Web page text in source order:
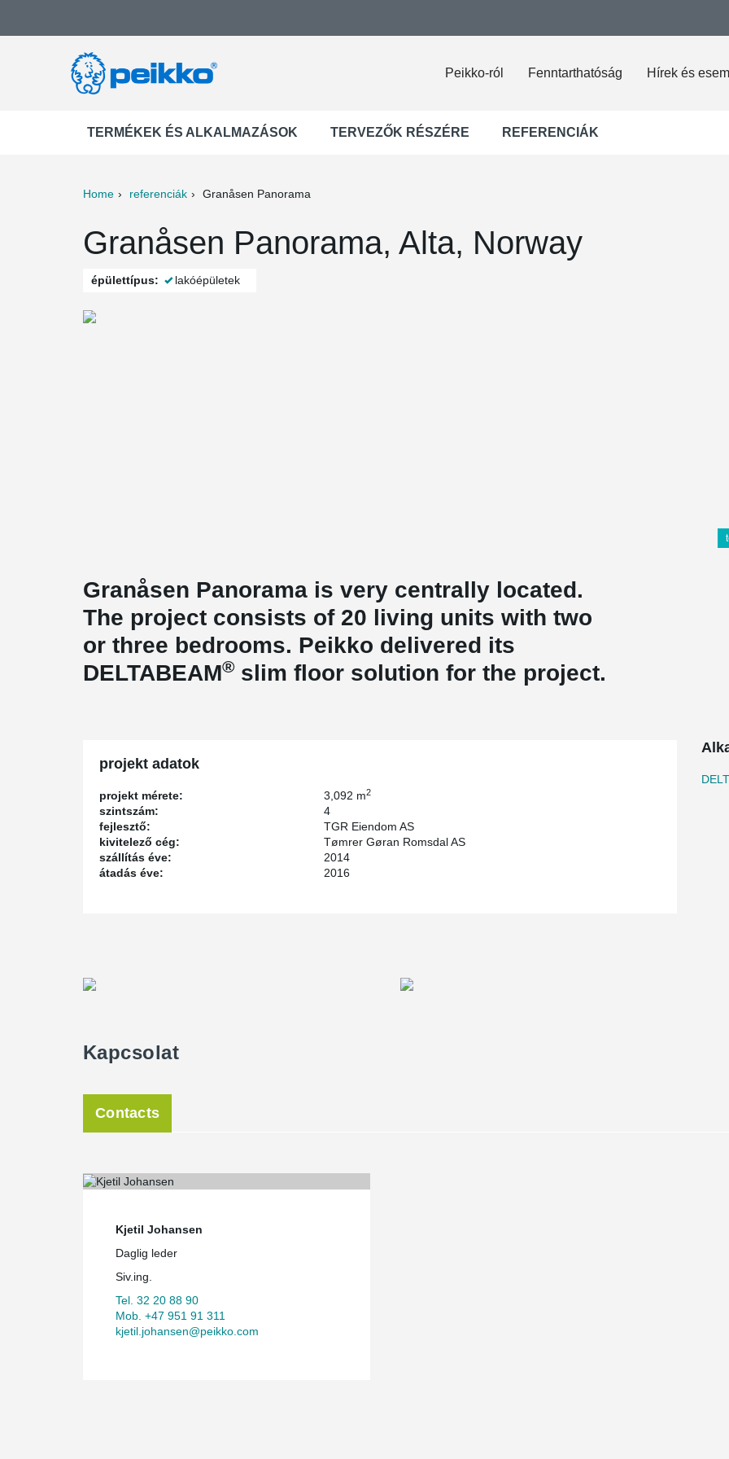
Peikko-ról Fenntarthatóság Hírek és
TERMÉKEK ÉS ALKALMAZÁSOK TERVEZŐK RÉSZÉRE REFERENCIÁK
Home referenciák Granåsen Panorama
Granåsen Panorama, Alta, Norway
épülettípus: lakóépületek
Granåsen Panorama is very centrally located.
The project consists of 20 living units with two
or three bedrooms. Peikko delivered its
DELTABEAM® slim floor solution for the project.
projekt adatok
projekt mérete: 3,092 m2
szintszám:
4
fejlesztő:
TGR Eiendom AS
kivitelező cég:
Tømrer Gøran Romsdal AS
szállítás éve:
2014
átadás éve:
2016
Kapcsolat
Contacts
Kjetil Johansen
Daglig leder
Siv.ing.
Tel. 32 20 88 90
Mob. +47 951 91 311
kjetil.johansen@peikko.com